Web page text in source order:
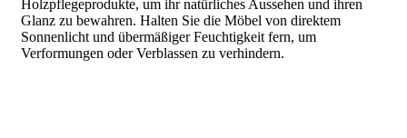
Holzpflegeprodukte, um ihr natürliches Aussehen und ihren
Glanz zu bewahren. Halten Sie die Möbel von direktem
Sonnenlicht und übermäßiger Feuchtigkeit fern, um
Verformungen oder Verblassen zu verhindern.